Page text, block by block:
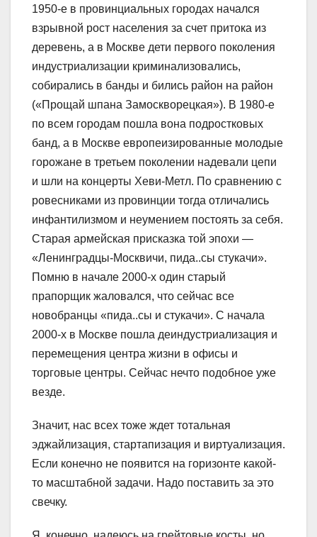
1950-е в провинциальных городах начался
взрывной рост населения за счет притока из
деревень, а в Москве дети первого поколения
индустриализации криминализовались,
собирались в банды и бились район на район
(«Прощай шпана Замоскворецкая»). В 1980-е
по всем городам пошла вона подростковых
банд, а в Москве европеизированные молодые
горожане в третьем поколении надевали цепи
и шли на концерты Хеви-Метл. По сравнению с
ровесниками из провинции тогда отличались
инфантилизмом и неумением постоять за себя.
Старая армейская присказка той эпохи —
«Ленинградцы-Москвичи, пида..сы стукачи».
Помню в начале 2000-х один старый
прапорщик жаловался, что сейчас все
новобранцы «пида..сы и стукачи». С начала
2000-х в Москве пошла деиндустриализация и
перемещения центра жизни в офисы и
торговые центры. Сейчас нечто подобное уже
везде.
Значит, нас всех тоже ждет тотальная
эджайлизация, стартапизация и виртуализация.
Если конечно не появится на горизонте какой-
то масштабной задачи. Надо поставить за это
свечку.